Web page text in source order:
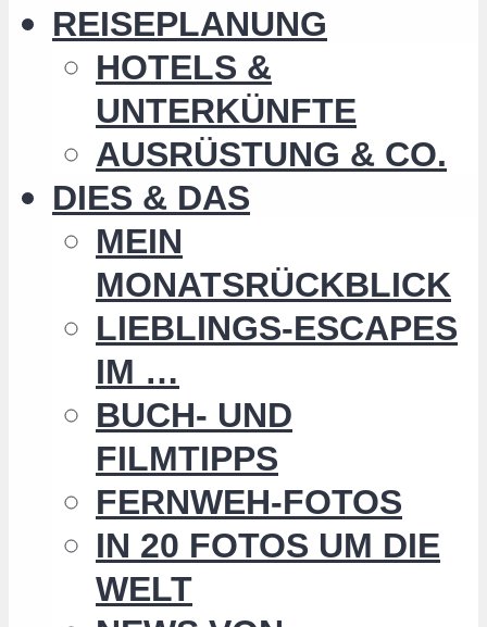
REISEPLANUNG
HOTELS &
UNTERKÜNFTE
AUSRÜSTUNG & CO.
DIES & DAS
MEIN
MONATSRÜCKBLICK
LIEBLINGS-ESCAPES
IM …
BUCH- UND
FILMTIPPS
FERNWEH-FOTOS
IN 20 FOTOS UM DIE
WELT